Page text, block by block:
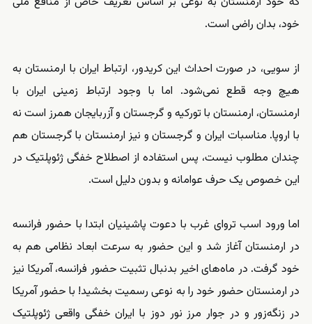
خود، بدان راضی است.
از سویی، در صورت احداث این کریدور، ارتباط ایران با ارمنستان به
هیچ وجه قطع نمی‌شود. اما با وجود ارتباط زمینی ایران با
ارمنستان، ارمنستان با تورکیه و گرجستان و آزربایجان همرز است نه
با اروپا. مناسبات ایران و گرجستان و نیز ارمنستان با گرجستان هم
چندان مطلوب نیست، پس استفاده از اصطلاح خفگی ژئوپلتیک در
این خصوص یک حرف عوامانه و بدون دلیل است.
اما ورود اسب تروای غرب با دعوت پاشینیان ابتدا با حضور فرانسه
در ارمنستان آغاز شد و این حضور به سرعت ابعاد نظامی هم به
خود گرفت. در ماه‌های اخیر بدنبال تثبیت حضور فرانسه، آمریکا نیز
در ارمنستان حضور خود را به نوعی رسمیت بخشید! با حضور آمریکا
در زنگه‌زور و در جوار مرز نور دوز با ایران خفگی واقعی ژئوپلتیک